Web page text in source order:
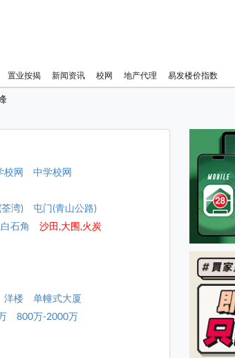
置业按揭 新闻资讯 校网 地产代理 易发楼价指数
校网
中学校网
湾)
屯门(青山公路)
石角
沙田,大围,火炭
洋楼
单幢式大厦
800万-2000万